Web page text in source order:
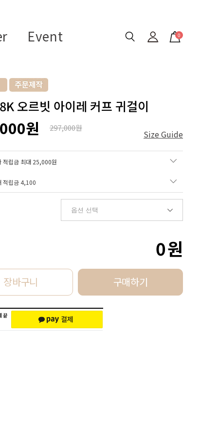
Event 0
오르빗 아이레 커프 귀걸이
원 297,000원
Size Guide
적립금 최대 25,000원
적립금 4,100
0원
장바구니 구매하기